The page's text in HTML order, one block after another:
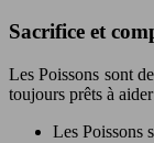
Sacrifice et
Les Poissons sont
toujours prêts à
Les Poissons